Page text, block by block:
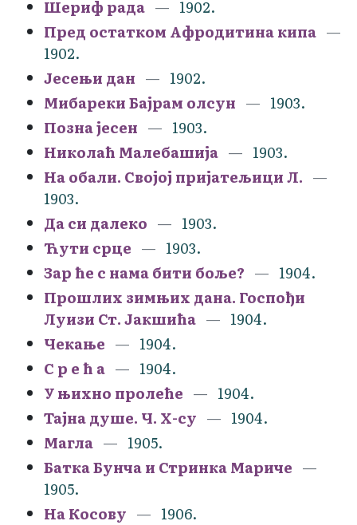
Шериф рада
1902.
Пред остатком Афродитина кипа
1902.
Јесењи дан
1902.
Мибареки Бајрам олсун
1903.
Позна јесен
1903.
Николаћ Малебашија
1903.
На обали. Својој пријатељици Л.
1903.
Да си далеко
1903.
Ћути срце
1903.
Зар ће с нама бити боље?
1904.
Прошлих зимњих дана. Госпођи
Луизи Ст. Јакшића
1904.
Чекање
1904.
С р е ћ а
1904.
У њихно пролеће
1904.
Тајна душе. Ч. Х-су
1904.
Магла
1905.
Батка Бунча и Стринка Мариче
1905.
На Косову
1906.